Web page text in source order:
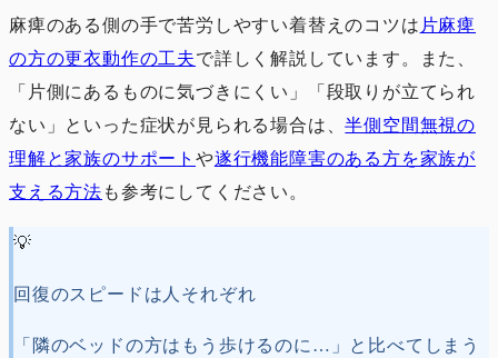
麻痺のある側の手で苦労しやすい着替えのコツは 片麻痺
の方の更衣動作の工夫で詳しく解説しています。また、
「片側にあるものに気づきにくい」「段取りが立てられ
ない」といった症状が見られる場合は、半側空間無視の
理解と家族のサポート や遂行機能障害のある方を家族が
支える方法 も参考にしてください。
💡
回復のスピードは人それぞれ
「隣のベッドの方はもう歩けるのに…」と比べてしまう